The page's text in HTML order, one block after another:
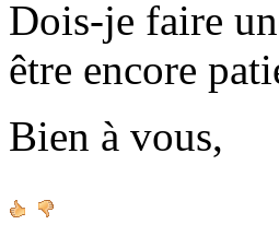
Dois-je faire
être encore
Bien à vous,